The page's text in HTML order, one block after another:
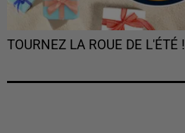
TOURNEZ LA ROUE DE L'ÉTÉ !